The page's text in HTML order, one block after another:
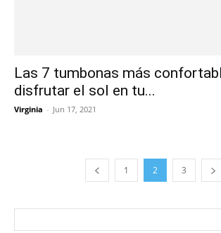
Las 7 tumbonas más
disfrutar el sol en tu...
Virginia - Jun 17, 2021
1 2 3